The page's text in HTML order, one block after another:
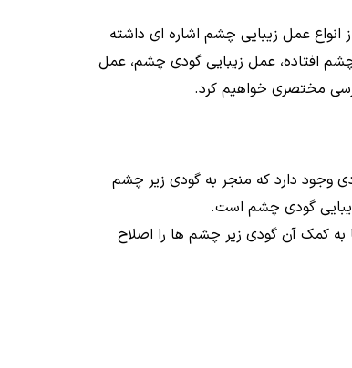
عمل زیبایی چشم اشاره ای داشته
افتاده، عمل زیبایی گودی چشم، عمل
مختصری خواهیم کرد.
وجود دارد که منجر به گودی زیر چشم
گودی چشم است.
کمک آن گودی زیر چشم ها را اصلاح